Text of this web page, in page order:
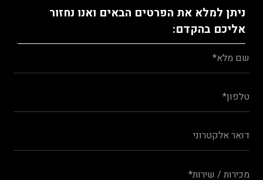
ניתן למלא את הפרטים הבאים ואנו נחזור
אליכם בהקדם: